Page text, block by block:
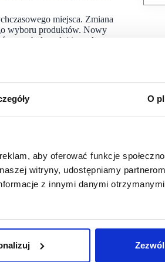
O
aby oferować funkcje
witryny, udostępniamy
z innymi danymi
miejsca. Zmiana
wyboru produktów. Nowy
toreb, kurtek i innych
wyjątkowy
Park Tarnów, tym samym
mieści się w nowym,
miasto na mapie Polski,
przyciągnęła
dłuższej przerwie
zapewniającej klientom
naksymalną swobodę
które są w zasięgu ręki,